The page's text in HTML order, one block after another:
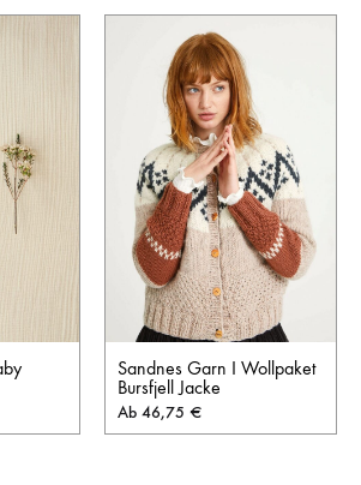
Sandnes Garn I Wollpaket
Bursfjell Jacke
Ab 46,75 €